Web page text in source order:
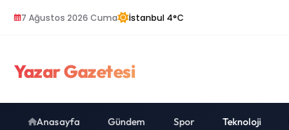
7 Ağustos 2026 Cuma İstanbul 4°C
Yazar Gazetesi
Anasayfa Gündem Spor Teknoloji